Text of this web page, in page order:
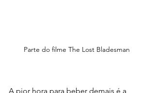
Parte do filme The Lost Bladesman
A pior hora para beber demais é a